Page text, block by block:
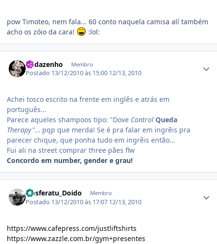
pow Timoteo, nem fala... 60 conto naquela camisa alí também
acho os zóio da cara!
:lol:
Budazenho Membro
Postado 13/12/2010 às 15:00 12/13, 2010
Achei tosco escrito na frente em inglês e atrás em
português...
Parece aqueles shampoos tipo: "Dove Control Queda
Therapy"... pqp que merda! Se é pra falar em ingrêis pra
parecer chique, que ponha tudo em ingrêis então...
Fui ali na street comprar three pães flw
Concordo em number, gender e grau!
Nosferatu_Doido Membro
Postado 13/12/2010 às 17:07 12/13, 2010
https://www.cafepress.com/justliftshirts
https://www.zazzle.com.br/gym+presentes